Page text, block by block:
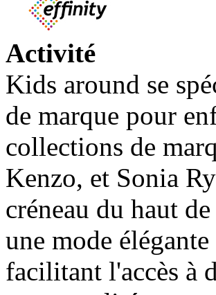
Activité
Kids around se
de marque pour
collections de
Kenzo, et Sonia
créneau du haut
une mode
facilitant l'accès à